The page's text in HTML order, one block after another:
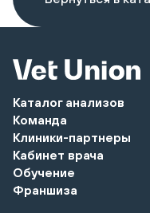
Каталог анализов
Команда
Клиники-партнеры
Кабинет врача
Обучение
Франшиза